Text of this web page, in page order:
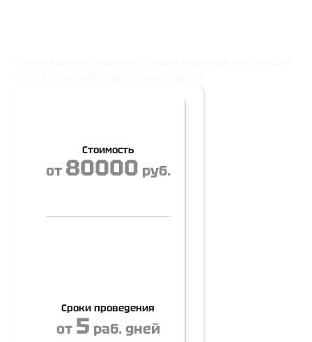
Стоимость
от 80000 руб.
Сроки проведения
от 5 раб. дней